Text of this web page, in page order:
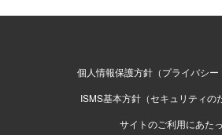
個人情報保護方針（プライバシー
ISMS基本方針（セキュリティの
サイトのご利用にあた